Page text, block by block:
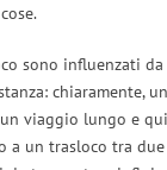
sono influenzati
chiaramente,
viaggio lungo e
a un trasloco tra